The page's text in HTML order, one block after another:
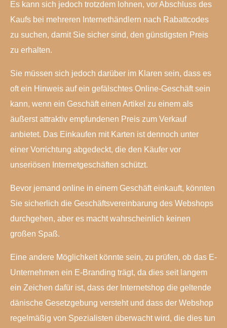
Es kann sich jedoch trotzdem lohnen, vor Abschluss des
Kaufs bei mehreren Internethändlern nach Rabattcodes
zu suchen, damit Sie sicher sind, den günstigsten Preis
zu erhalten.
Sie müssen sich jedoch darüber im Klaren sein, dass es
oft ein Hinweis auf ein gefälschtes Online-Geschäft sein
kann, wenn ein Geschäft einen Artikel zu einem als
äußerst attraktiv empfundenen Preis zum Verkauf
anbietet. Das Einkaufen mit Karten ist dennoch unter
einer Vorrichtung abgedeckt, die den Käufer vor
unseriösen Internetgeschäften schützt.
Bevor jemand online in einem Geschäft einkauft, könnten
Sie sicherlich die Geschäftsvereinbarung des Webshops
durchgehen, aber es macht wahrscheinlich keinen
großen Spaß.
Eine andere Möglichkeit könnte sein, zu prüfen, ob das E-
Unternehmen ein E-Branding trägt, da dies seit langem
ein Zeichen dafür ist, dass der Internetshop die geltende
dänische Gesetzgebung versteht und dass der Webshop
regelmäßig von Spezialisten überwacht wird, die dies tun